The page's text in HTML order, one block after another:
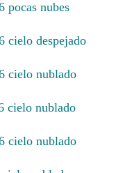
pocas nubes
cielo despejado
cielo nublado
cielo nublado
cielo nublado